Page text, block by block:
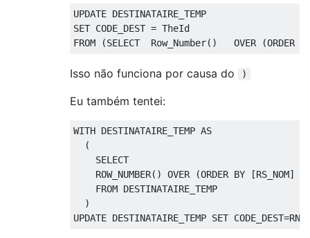
UPDATE
SET CODE_DEST =
FROM
(SELECT
  Row_Number
() OVER (ORDER
Isso não funciona por causa do )
Eu também tentei:
WITH DESTINATAIRE_TEMP AS
(
SELECT
    ROW_NUMBER
() OVER (ORDER BY [RS_NOM]
FROM DESTINATAIRE_TEMP
)
UPDATE DESTINATAIRE_TEMP SET CODE_DEST=RN